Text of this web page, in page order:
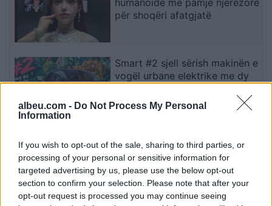
albeu.com - Do Not Process My Personal
Information
If you wish to opt-out of the sale, sharing to third parties, or
processing of your personal or sensitive information for
targeted advertising by us, please use the below opt-out
section to confirm your selection. Please note that after your
opt-out request is processed you may continue seeing
për shoqëri afatgjatë
Smart #2 sjell sërish makinën e
vogël urbane elektrike me dy
elektrik thyen rekordin e klasës
së tij në Nürburgring